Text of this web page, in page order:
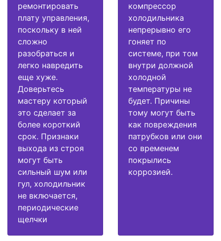
ремонтировать
плату управления,
поскольку в ней
сложно
разобраться и
легко навредить
еще хуже.
Доверьтесь
мастеру который
это сделает за
более короткий
срок. Признаки
выхода из строя
могут быть
сильный шум или
гул, холодильник
не включается,
периодические
щелчки
компрессор
холодильника
непрерывно его
гоняет по
системе, при том
внутри должной
холодной
температуры не
будет. Причины
тому могут быть
как повреждения
патрубков или они
со временем
покрылись
коррозией.